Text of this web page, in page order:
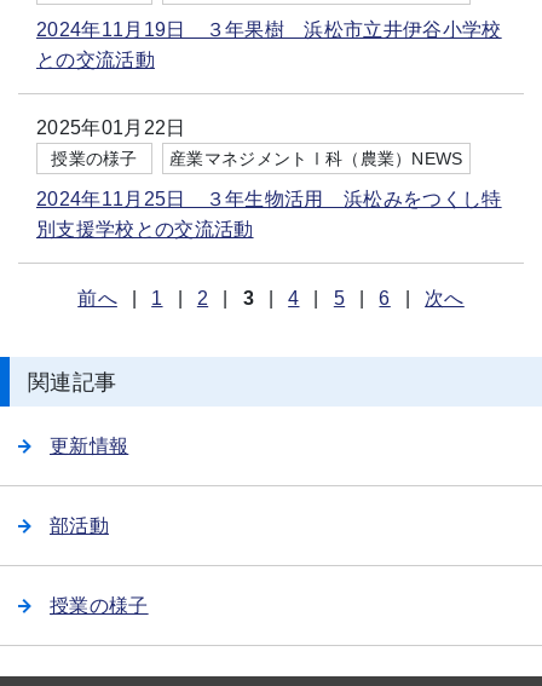
2024年11月19日 ３年果樹 浜松市立井伊谷小学校
との交流活動
2025年01月22日
授業の様子 産業マネジメントⅠ科（農業）NEWS
2024年11月25日 ３年生物活用 浜松みをつくし特
別支援学校との交流活動
前へ 1 2 3 4 5 6 次へ
関連記事
更新情報
部活動
授業の様子